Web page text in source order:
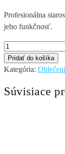
Profesionálna
jeho funkčnosť.
množstvo
Páperový
kabát
Pridať do košíka
Kategória:
Súvisiace